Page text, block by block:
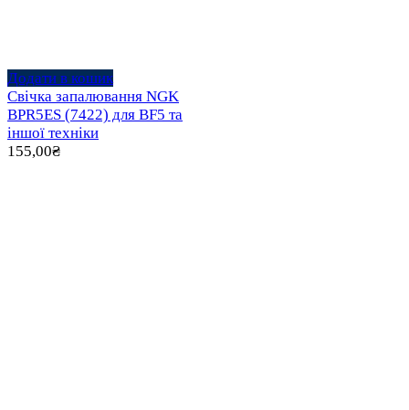
Додати в кошик
Свічка запалювання NGK
BPR5ES (7422) для BF5 та
іншої техніки
155,00₴